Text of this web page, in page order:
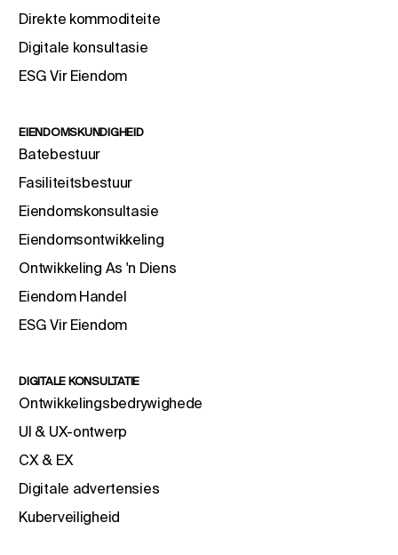
Direkte kommoditeite
Digitale konsultasie
ESG Vir Eiendom
EIENDOMSKUNDIGHEID
Batebestuur
Fasiliteitsbestuur
Eiendomskonsultasie
Eiendomsontwikkeling
Ontwikkeling As 'n Diens
Eiendom Handel
ESG Vir Eiendom
DIGITALE KONSULTATIE
Ontwikkelingsbedrywighede
UI & UX-ontwerp
CX & EX
Digitale advertensies
Kuberveiligheid